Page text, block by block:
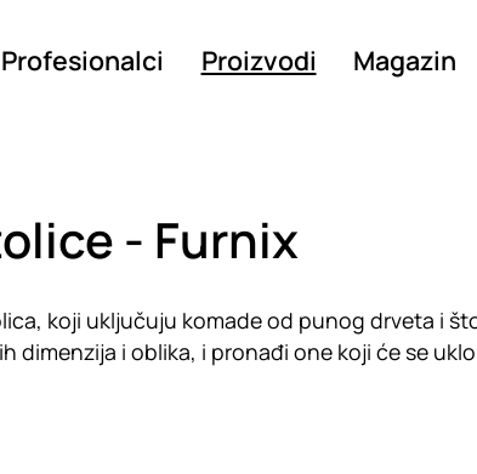
Profesionalci Proizvodi Magazin
- Furnix
koji uključuju komade od punog drveta i
dimenzija i oblika, i pronađi one koji će se